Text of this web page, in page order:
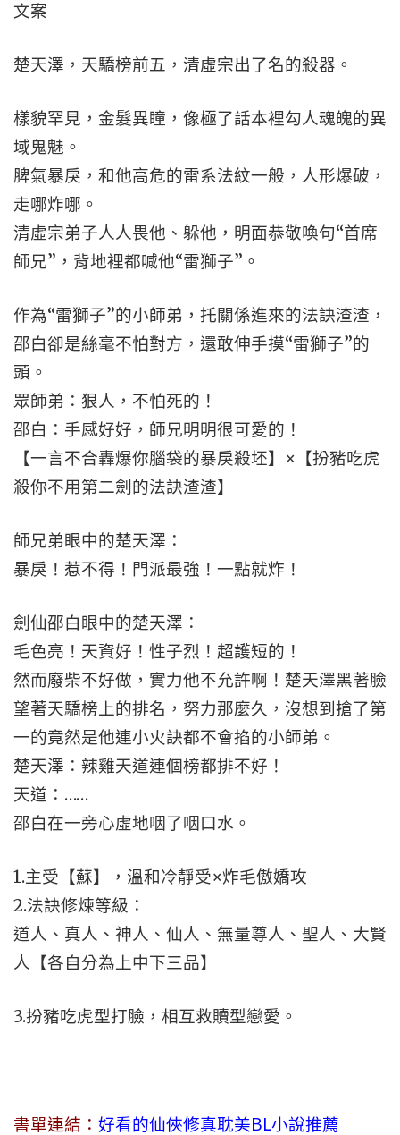
文案
楚天澤，天驕榜前五，清虛宗出了名的殺器。
樣貌罕見，金髮異瞳，像極了話本裡勾人魂魄的異
域鬼魅。
脾氣暴戾，和他高危的雷系法紋一般，人形爆破，
走哪炸哪。
清虛宗弟子人人畏他、躲他，明面恭敬喚句“首席
師兄”，背地裡都喊他“雷獅子”。
作為“雷獅子”的小師弟，托關係進來的法訣渣渣，
邵白卻是絲毫不怕對方，還敢伸手摸“雷獅子”的
頭。
眾師弟：狠人，不怕死的！
邵白：手感好好，師兄明明很可愛的！
【一言不合轟爆你腦袋的暴戾殺坯】×【扮豬吃虎
殺你不用第二劍的法訣渣渣】
師兄弟眼中的楚天澤：
暴戾！惹不得！門派最強！一點就炸！
劍仙邵白眼中的楚天澤：
毛色亮！天資好！性子烈！超護短的！
然而廢柴不好做，實力他不允許啊！楚天澤黑著臉
望著天驕榜上的排名，努力那麼久，沒想到搶了第
一的竟然是他連小火訣都不會掐的小師弟。
楚天澤：辣雞天道連個榜都排不好！
天道：……
邵白在一旁心虛地咽了咽口水。
1.主受【蘇】，溫和冷靜受×炸毛傲嬌攻
2.法訣修煉等級：
道人、真人、神人、仙人、無量尊人、聖人、大賢
人【各自分為上中下三品】
3.扮豬吃虎型打臉，相互救贖型戀愛。
書單連結： 好看的仙俠修真耽美BL小說推薦